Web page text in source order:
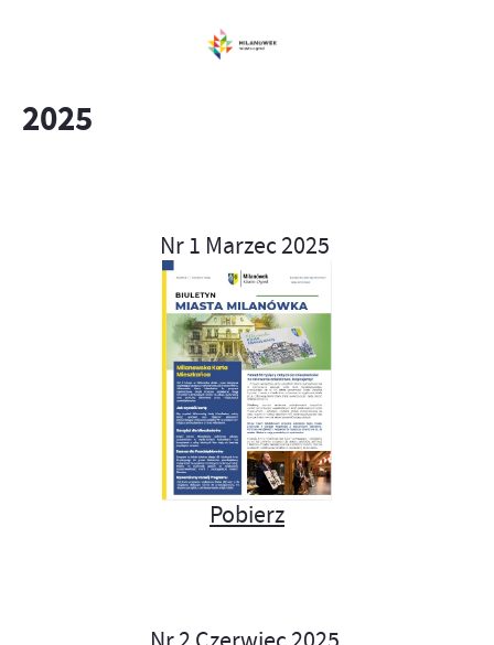
2025
Nr 1 Marzec 2025
Pobierz